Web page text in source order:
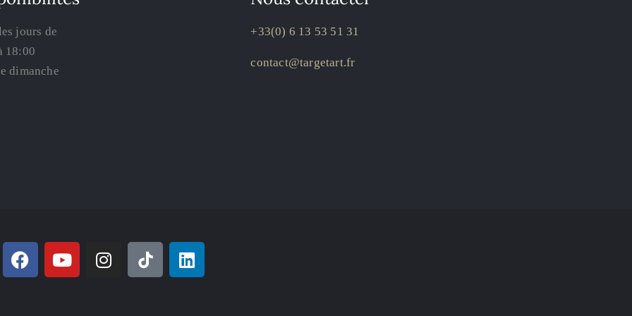
jours de
18:00
dimanche
+33(0) 6 13 53 51 31
contact@targetart.fr